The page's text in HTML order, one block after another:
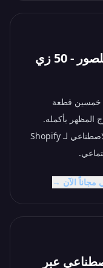
أداة تغيير الملابس الجماعي للصور - 50 زي
خمسين قطعة
المظهر بأكمله.
أسرع أداة مجانية لتغيير الملابس بالذكاء الاصطناعي لـ Shopify
مجاناً الآن →
عبر